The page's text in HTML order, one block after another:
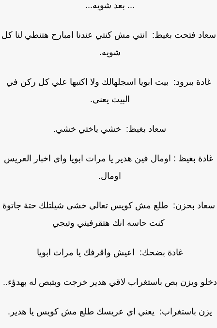
... بعد شويه...
فتحت بغيظ: انتي مش كنتي عندنا امبارح هتنطي لنا كل
شويه.
ببرود: بيت ابويا اسجلهالك ولا اكتبها علي كل ركن في
البيت يعني.
سعاد بغيظ: خشي ياختي خشي.
بغيظ : اومال فين هدير يا مرات ابويا واي اخبار العريس
اومال.
بحزن: طلع مش كويس تعالي خشي شيلتلك حتة جاتوة
كنت حاسه انك هتقرفيني وتيجي
غادة بضحك: اعيش واقرفك يا مرات ابويا
ويزن بص باستغراب لاقي هدير خرجت وبتبص له بهدؤء..
باستغراب: يعني اي عريسك طلع مش كويس يا هدير.